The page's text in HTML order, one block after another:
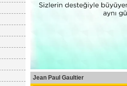
Jean Paul Gaultier